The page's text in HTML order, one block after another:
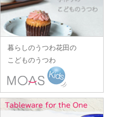
伊賀焼土楽
池島直人
池島仁美
生島賢
生島明水
池田大介
石川漆宝堂
石田誠
幹山繁太
季更器窯
岸野寛
北野敏一（犀ノ音窯）
日下華子
葛和万紀
城進
菅原博之
杉本太郎
鈴木重孝
鈴木潤吾
谷口嘉
谷永太郎
玉山保男
田沼英里
崔在皓
d.Tam 中村孝子/桃子
中村智美
中村真紀
中山孝志
名古路英介
西納三枝
林京子
林拓児
原口潔
原田七重
原田譲
原光弘
日高伸治
松葉勇輝
松本郁美
松本優樹
松本良夫
三浦侑子
水垣千悦
水野克俊
山口利枝
山崎葉
山田洋次
山田隆太郎
山中恵介
山本哲也
山本恭代
山本亮平
渡辺信史
渡邊心平
暮らしのうつわ花田の
こどものうつわ